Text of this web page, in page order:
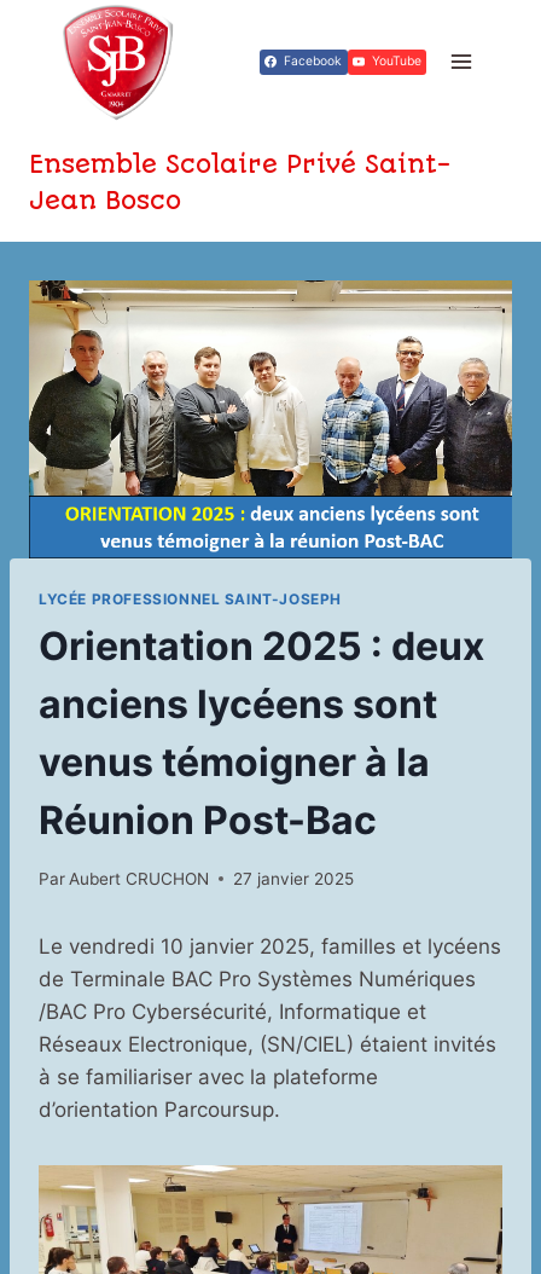
contenu
Facebook YouTube
Ensemble Scolaire Privé Saint-
Jean Bosco
LYCÉE PROFESSIONNEL SAINT-JOSEPH
Orientation 2025 : deux
anciens lycéens sont
venus témoigner à la
Réunion Post-Bac
Par Aubert CRUCHON 27 janvier 2025
Le vendredi 10 janvier 2025, familles et lycéens
de Terminale BAC Pro Systèmes Numériques
/BAC Pro Cybersécurité, Informatique et
Réseaux Electronique, (SN/CIEL) étaient invités
à se familiariser avec la plateforme
d’orientation Parcoursup.